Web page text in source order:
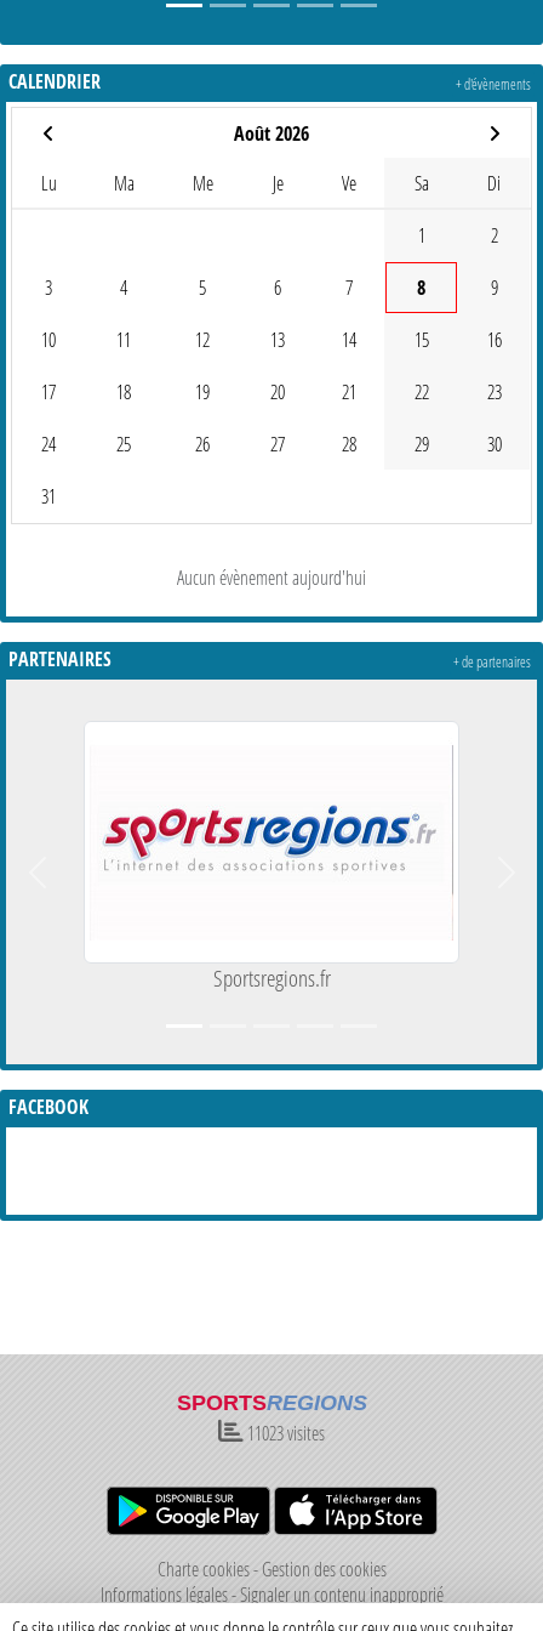
CALENDRIER
Août 2026
Lu Ma Me Je Ve Sa Di
1 2
3 4 5 6 7 8 9
10 11 12 13 14 15 16
17 18 19 20 21 22 23
24 25 26 27 28 29 30
31
Aucun évènement aujourd'hui
+ d'évènements
PARTENAIRES
Sportsregions.fr
+ de partenaires
FACEBOOK
SPORTSREGIONS
11023visites
Charte cookies Gestion des cookies
Informations légales Signaler un contenu inapproprié